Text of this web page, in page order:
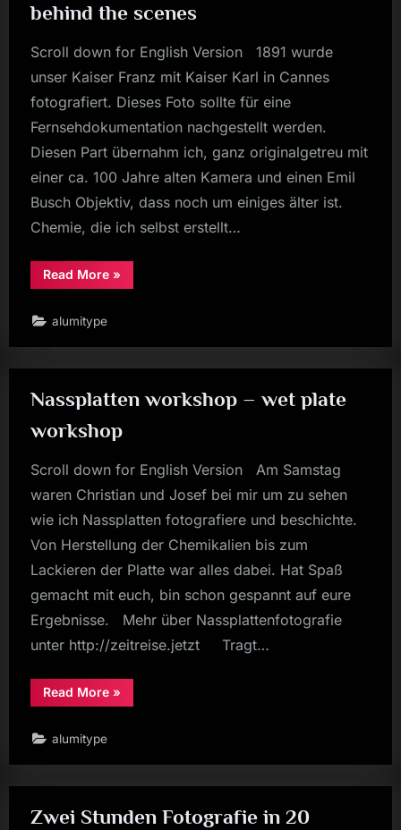
behind the scenes
Scroll down for English Version 1891 wurde
unser Kaiser Franz mit Kaiser Karl in Cannes
fotografiert. Dieses Foto sollte für eine
Fernsehdokumentation nachgestellt werden.
Diesen Part übernahm ich, ganz originalgetreu mit
einer ca. 100 Jahre alten Kamera und einen Emil
Busch Objektiv, dass noch um einiges älter ist.
Chemie, die ich selbst erstellt…
Read More“Kaiser
Franz
Sneakpreview
scenes”
»
alumitype
Nassplatten workshop – wet plate
workshop
Scroll down for English Version Am Samstag
waren Christian und Josef bei mir um zu sehen
wie ich Nassplatten fotografiere und beschichte.
Von Herstellung der Chemikalien bis zum
Lackieren der Platte war alles dabei. Hat Spaß
gemacht mit euch, bin schon gespannt auf eure
Ergebnisse. Mehr über Nassplattenfotografie
unter http://zeitreise.jetzt Tragt…
Read More“Nassplatten
workshop
»
alumitype
Zwei Stunden Fotografie in 20